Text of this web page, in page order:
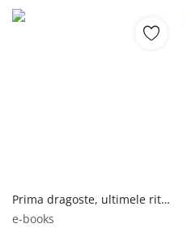
Prima dragoste, ultimele ritualuri. In asternuturi | Ian McEwan Polirom
e-books